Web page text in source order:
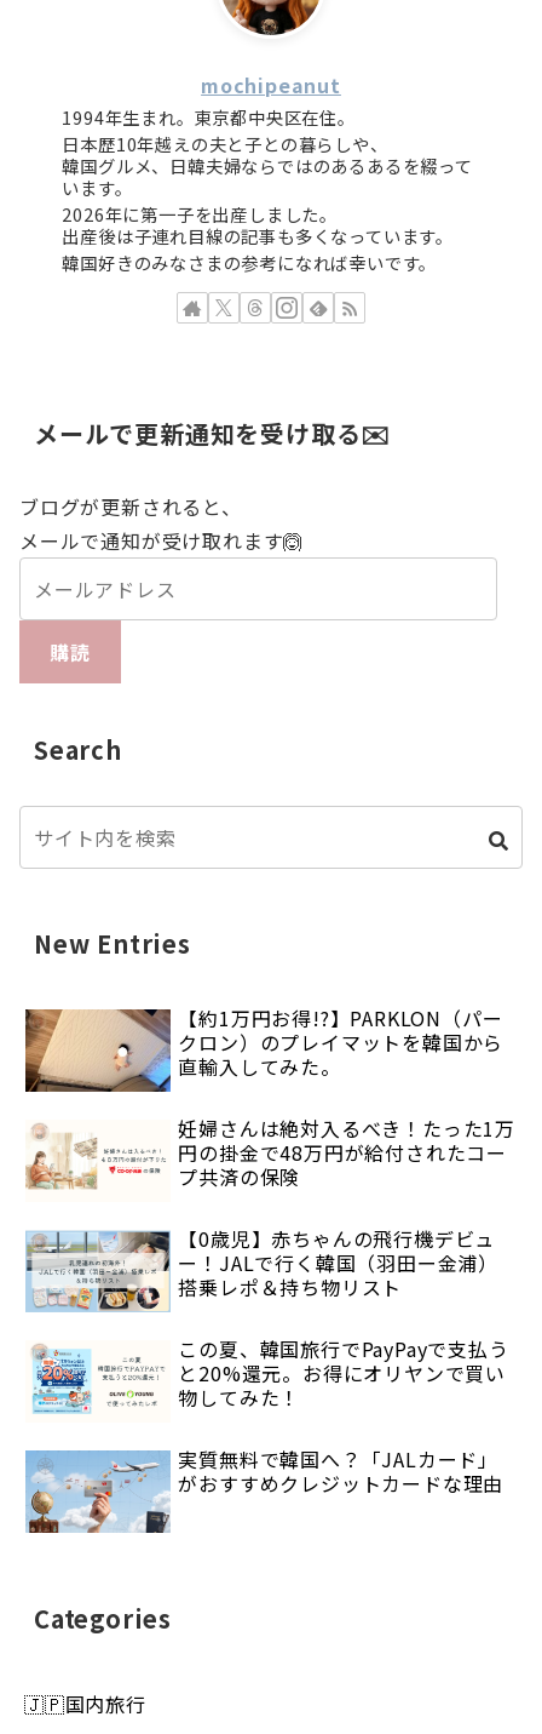
mochipeanut
1994年生まれ。東京都中央区在住。
日本歴10年越えの夫と子との暮らしや、
韓国グルメ、日韓夫婦ならではのあるあるを綴って
います。
2026年に第一子を出産しました。
出産後は子連れ目線の記事も多くなっています。
韓国好きのみなさまの参考になれば幸いです。
メールで更新通知を受け取る✉️
ブログが更新されると、
メールで通知が受け取れます🙆
購読
Search
New Entries
【約1万円お得!?】PARKLON（パー
クロン）のプレイマットを韓国から
直輸入してみた。
妊婦さんは絶対入るべき！たった1万
円の掛金で48万円が給付されたコー
プ共済の保険
【0歳児】赤ちゃんの飛行機デビュ
ー！JALで行く韓国（羽田ー金浦）
搭乗レポ＆持ち物リスト
この夏、韓国旅行でPayPayで支払う
と20%還元。お得にオリヤンで買い
物してみた！
実質無料で韓国へ？「JALカード」
がおすすめクレジットカードな理由
Categories
🇯🇵国内旅行